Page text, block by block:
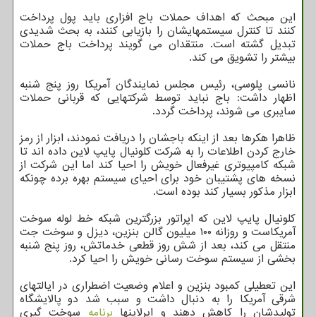
این مبحث که اهداف حملات باج افزاری باید پول پرداخت
کنند تا کنترل سیستمهایشان را بازیابی کنند، به بحث شدیدی
تبدیل گشته است. منتقدان می گویند پرداخت باج حملات
بیشتر را تشویق می کند.
نانسی پلوسی، رئیس مجلس نمایندگان آمریکا روز پنج شنبه
اظهار داشت: باج نباید توسط شرکتهایی که قربانی حملات
سایبری می شوند، پرداخت گردد.
ظاهرا هکرها بعد از اینکه باجشان را دریافت نمودند، ابزار از رمز
خارج کردن اطلاعات را به شرکت کلونیال پایپ لاین داده اند تا
شبکه کامپیوتری غیرفعال خویش را احیا کند اما این شرکت از
نسخه های پشتیبان خود برای احیای سیستم بهره برده چونکه
ابزار مذکور بسیار کند بوده است.
کلونیال پایپ لاین که اپراتور بزرگترین شبکه خط لوله سوخت
آمریکاست و روزانه ۱۰۰ میلیون گالن بنزین، دیزل و سوخت جت
منتقل می کند، بعد از شش روز قطعی خدماتش، روز پنج شنبه
بخشی از سیستم سوخت رسانی خویش را احیا کرد.
این تعطیلی کمبود بنزین و اعلام وضعیت اضطراری در ایالتهای
شرقی آمریکا را به دنبال داشت و سبب شد دو پالایشگاه
تولیدشان را کاهش دهند و ایرلاینها برنامه سوخت گیری